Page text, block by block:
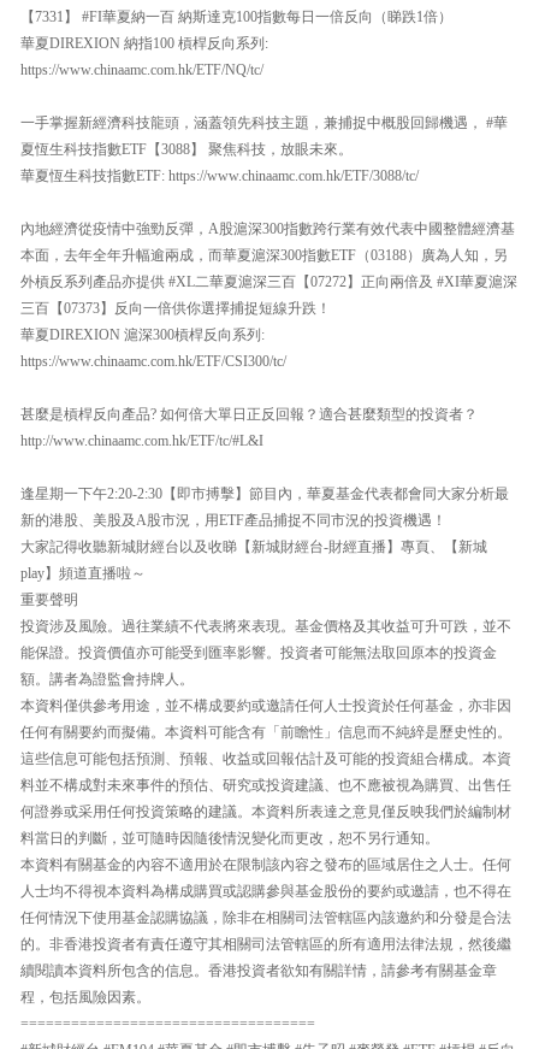
【7331】 #FI華夏納一百 納斯達克100指數每日一倍反向（睇跌1倍）
華夏DIREXION 納指100 槓桿反向系列:
https://www.chinaamc.com.hk/ETF/NQ/tc/
一手掌握新經濟科技龍頭，涵蓋領先科技主題，兼捕捉中概股回歸機遇， #華
夏恆生科技指數ETF【3088】 聚焦科技，放眼未來。
華夏恆生科技指數ETF: https://www.chinaamc.com.hk/ETF/3088/tc/
內地經濟從疫情中強勁反彈，A股滬深300指數跨行業有效代表中國整體經濟基
本面，去年全年升幅逾兩成，而華夏滬深300指數ETF（03188）廣為人知，另
外槓反系列產品亦提供 #XL二華夏滬深三百【07272】正向兩倍及 #XI華夏滬深
三百【07373】反向一倍供你選擇捕捉短線升跌！
華夏DIREXION 滬深300槓桿反向系列:
https://www.chinaamc.com.hk/ETF/CSI300/tc/
甚麼是槓桿反向產品? 如何倍大單日正反回報？適合甚麼類型的投資者？
http://www.chinaamc.com.hk/ETF/tc/#L&I
逢星期一下午2:20-2:30【即市搏擊】節目內，華夏基金代表都會同大家分析最
新的港股、美股及A股市況，用ETF產品捕捉不同市況的投資機遇！
大家記得收聽新城財經台以及收睇【新城財經台-財經直播】專頁、【新城
play】頻道直播啦～
重要聲明
投資涉及風險。過往業績不代表將來表現。基金價格及其收益可升可跌，並不
能保證。投資價值亦可能受到匯率影響。投資者可能無法取回原本的投資金
額。講者為證監會持牌人。
本資料僅供參考用途，並不構成要約或邀請任何人士投資於任何基金，亦非因
任何有關要約而擬備。本資料可能含有「前瞻性」信息而不純綷是歷史性的。
這些信息可能包括預測、預報、收益或回報估計及可能的投資組合構成。本資
料並不構成對未來事件的預估、研究或投資建議、也不應被視為購買、出售任
何證券或采用任何投資策略的建議。本資料所表達之意見僅反映我們於編制材
料當日的判斷，並可隨時因隨後情況變化而更改，恕不另行通知。
本資料有關基金的內容不適用於在限制該內容之發布的區域居住之人士。任何
人士均不得視本資料為構成購買或認購參與基金股份的要約或邀請，也不得在
任何情況下使用基金認購協議，除非在相關司法管轄區內該邀約和分發是合法
的。非香港投資者有責任遵守其相關司法管轄區的所有適用法律法規，然後繼
續閱讀本資料所包含的信息。香港投資者欲知有關詳情，請參考有關基金章
程，包括風險因素。
===================================